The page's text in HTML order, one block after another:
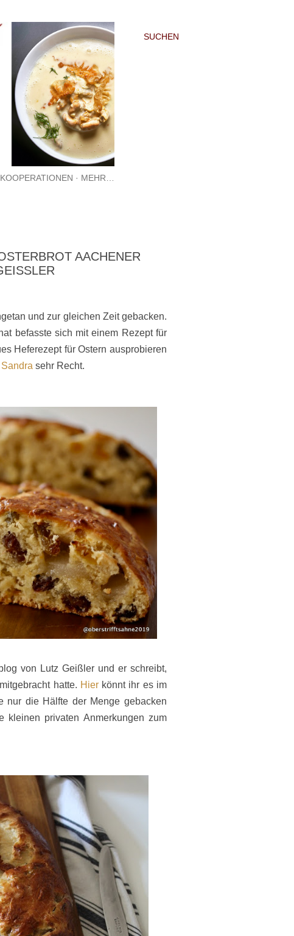
SUCHEN
KOOPERATIONEN MEHR…
AACHENER
und zur gleichen Zeit gebacken.
befasste sich mit einem Rezept für
Heferezept für Ostern ausprobieren
Sandra sehr Recht.
von Lutz Geißler und er schreibt,
hatte. Hier könnt ihr es im
nur die Hälfte der Menge gebacken
kleinen privaten Anmerkungen zum